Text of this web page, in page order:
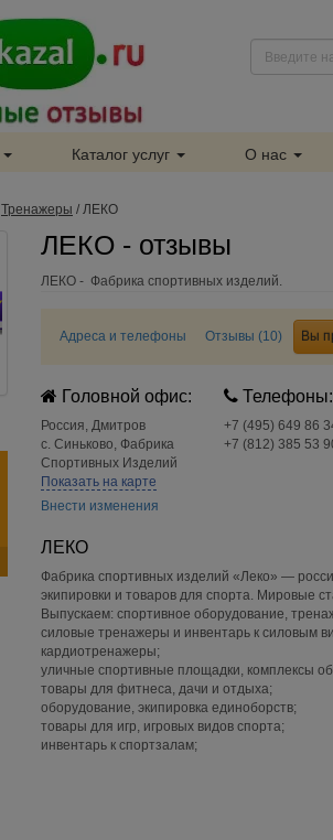
Каталог услуг О нас
Тренажеры / ЛЕКО
ЛЕКО - отзывы
ЛЕКО - Фабрика спортивных изделий.
Адреса и телефоны Отзывы (10) Вы
Головной офис:
Россия, Дмитров
с. Синьково, Фабрика
Спортивных Изделий
Показать на карте
Внести изменения
Телефоны:
+7 (495) 649 86
+7 (812) 385 53
ЛЕКО
Фабрика спортивных изделий «Леко» —
экипировки и товаров для спорта. Мировые
Выпускаем: спортивное оборудование,
силовые тренажеры и инвентарь к силовым
кардиотренажеры;
уличные спортивные площадки, комплексы
товары для фитнеса, дачи и отдыха;
оборудование, экипировка единоборств;
товары для игр, игровых видов спорта;
инвентарь к спортзалам;